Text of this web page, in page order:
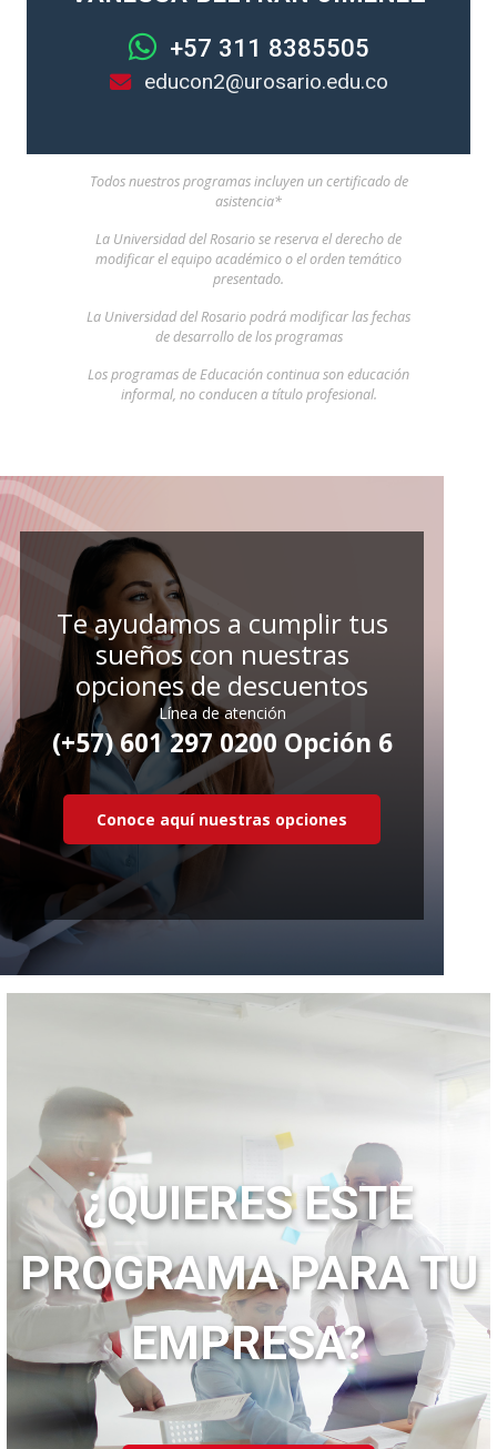
+57 311 8385505
educon2@urosario.edu.co
Todos nuestros programas incluyen un certificado de
asistencia*
La Universidad del Rosario se reserva el derecho de
modificar el equipo académico o el orden temático
presentado.
La Universidad del Rosario podrá modificar las fechas
de desarrollo de los programas
Los programas de Educación continua son educación
informal, no conducen a título profesional.
Te ayudamos a cumplir tus
sueños con nuestras
opciones de descuentos
Línea de atención
(+57) 601 297 0200 Opción 6
Conoce aquí nuestras opciones
¿QUIERES ESTE
PROGRAMA PARA TU
EMPRESA?